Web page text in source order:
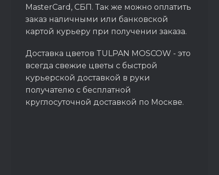
MasterCard, СБП. Так же можно оплатить
заказ наличными или банковской
картой курьеру при получении заказа.
Доставка цветов TULPAN MOSCOW - это
всегда свежие цветы с быстрой
курьерской доставкой в руки
получателю с бесплатной
круглосуточной доставкой по Москве.